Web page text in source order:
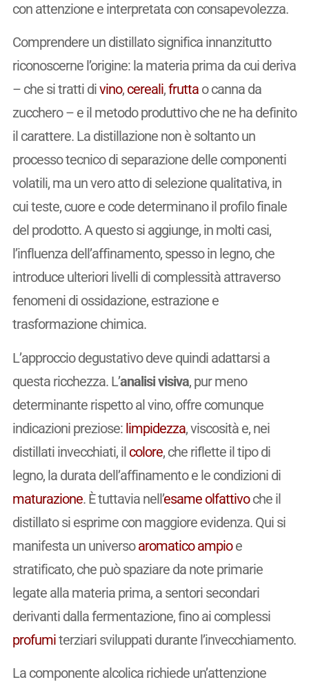
con attenzione e interpretata con consapevolezza.
Comprendere un distillato significa innanzitutto
riconoscerne l’origine: la materia prima da cui deriva
– che si tratti divino, cereali,fruttao canna da
zucchero – e il metodo produttivo che ne ha definito
il carattere. La distillazione non è soltanto un
processo tecnico di separazione delle componenti
volatili, ma un vero atto di selezione qualitativa, in
cui teste, cuore e code determinano il profilo finale
del prodotto. A questo si aggiunge, in molti casi,
l’influenza dell’affinamento, spesso in legno, che
introduce ulteriori livelli di complessità attraverso
fenomeni di ossidazione, estrazione e
trasformazione chimica.
L’approccio degustativo deve quindi adattarsi a
questa ricchezza. L’analisi visiva, pur meno
determinante rispetto al vino, offre comunque
indicazioni preziose: limpidezza, viscosità e, nei
distillati invecchiati, il colore, che riflette il tipo di
legno, la durata dell’affinamento e le condizioni di
maturazione. È tuttavia nell’esame olfattivoche il
distillato si esprime con maggiore evidenza. Qui si
manifesta un universoaromatico ampioe
stratificato, che può spaziare da note primarie
legate alla materia prima, a sentori secondari
derivanti dalla fermentazione, fino ai complessi
profumiterziari sviluppati durante l’invecchiamento.
La componente alcolica richiede un’attenzione